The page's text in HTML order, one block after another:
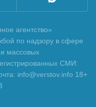
агентство»
по надзору в сфере
массовых
СМИ:
info@verstov.info 18+